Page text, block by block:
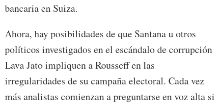
bancaria en Suiza.
Ahora, hay posibilidades de que Santana u otros
políticos investigados en el escándalo de corrupción
Lava Jato impliquen a Rousseff en las
irregularidades de su campaña electoral. Cada vez
más analistas comienzan a preguntarse en voz alta si